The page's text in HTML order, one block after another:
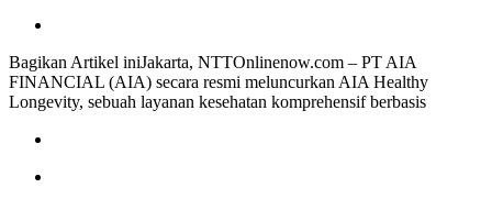
Bagikan Artikel iniJakarta, NTTOnlinenow.com – PT AIA
FINANCIAL (AIA) secara resmi meluncurkan AIA Healthy
Longevity, sebuah layanan kesehatan komprehensif berbasis